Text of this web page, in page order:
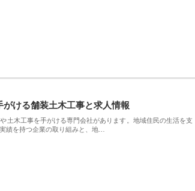
ける舗装土木工事と求人情報
土木工事を手がける専門会社があります。地域住民の生活を支
績を持つ企業の取り組みと、地…